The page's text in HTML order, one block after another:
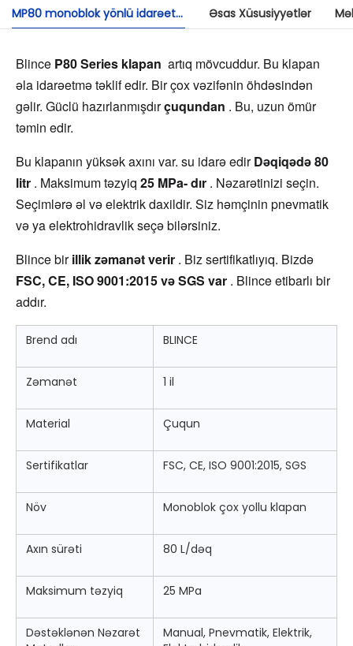
MP80 monoblok yönlü idarəetmə klapan Əsas Xüsusiyyətlər
Blince P80 Series klapan artıq mövcuddur. Bu klapan
əla idarəetmə təklif edir. Bir çox vəzifənin öhdəsindən
gəlir. Güclü hazırlanmışdır çuqundan . Bu, uzun ömür
təmin edir.
Bu klapanın yüksək axını var. su idarə edir Dəqiqədə 80
litr . Maksimum təzyiq 25 MPa- dır . Nəzarətinizi seçin.
Seçimlərə əl və elektrik daxildir. Siz həmçinin pnevmatik
və ya elektrohidravlik seçə bilərsiniz.
Blince bir illik zəmanət verir
FSC, CE, ISO 9001:2015 və SGS var . Blince etibarlı bir
addır.
Brend adı BLINCE
Zəmanət 1 il
Material Çuqun
Sertifikatlar FSC, CE, ISO 9001:2015, SGS
Növ Monoblok çox yollu klapan
Axın sürəti 80 L/dəq
Maksimum təzyiq 25 MPa
Dəstəklənən Nəzarət
Manual, Pnevmatik, Elektrik,